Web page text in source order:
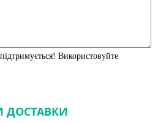
Використовуйте
ДОСТАВКИ